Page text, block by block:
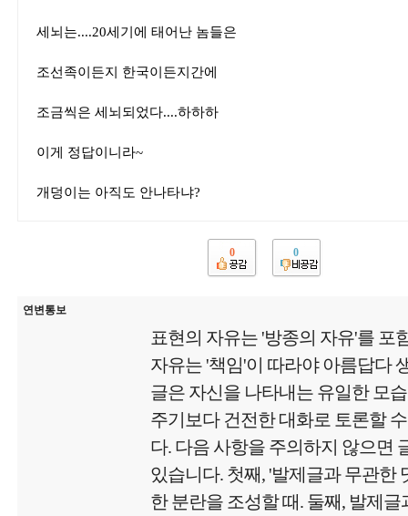
세뇌는....20세기에 태어난 놈들은
조선족이든지 한국이든지간에
조금씩은 세뇌되었다....하하하
이게 정답이니라~
개덩이는 아직도 안나타냐?
0 0
연변통보
표현의 자유는 '방종의 자유'를 포
자유는 '책임'이 따라야 아름답다
글은 자신을 나타내는 유일한 모
주기보다 건전한 대화로 토론할
다. 다음 사항을 주의하지 않으면
있습니다. 첫째, '발제글과 무관한
한 분란을 조성할 때. 둘째, 발제